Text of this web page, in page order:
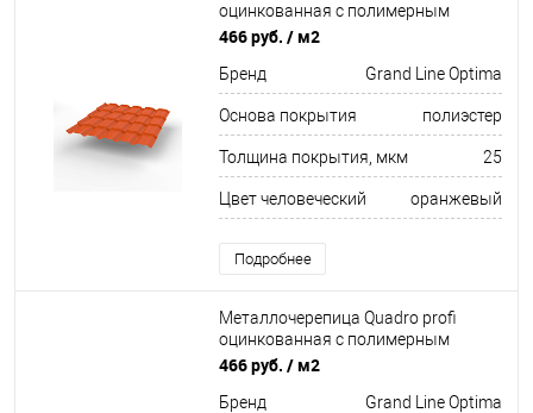
оцинкованная с полимерным
покрытием 0,45х1159мм RAL 2004
466 руб. / м2
Бренд Grand Line Optima
Основа покрытия полиэстер
Толщина покрытия, мкм 25
Цвет человеческий оранжевый
Подробнее
Металлочерепица Quadro profi
оцинкованная с полимерным
покрытием 0,45х1159мм RAL 1014
466 руб. / м2
Бренд Grand Line Optima